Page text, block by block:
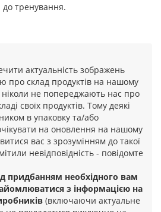
тренування.
актуальність зображень
про склад продуктів на нашому
ніколи не попереджають нас про
своїх продуктів. Тому деякі
в упаковку та/або
на оновлення на нашому
вас з зрозумінням до такої
невідповідність - повідомте
придбанням необхідного вам
з інформацією на
(включаючи актуальне